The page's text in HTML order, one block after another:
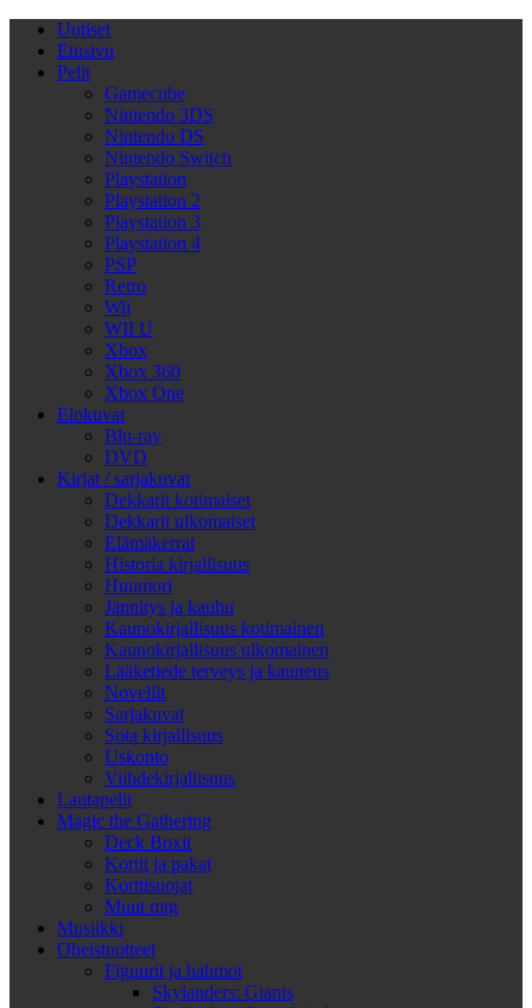
Uutiset
Etusivu
Pelit
Gamecube
Nintendo 3DS
Nintendo DS
Nintendo Switch
Playstation
Playstation 2
Playstation 3
Playstation 4
PSP
Retro
Wii
WII U
Xbox
Xbox 360
Xbox One
Elokuvat
Blu-ray
DVD
Kirjat / sarjakuvat
Dekkarit kotimaiset
Dekkarit ulkomaiset
Elämäkerrat
Historia kirjallisuus
Huumori
Jännitys ja kauhu
Kaunokirjallisuus kotimainen
Kaunokirjallisuus ulkomainen
Lääketiede terveys ja kauneus
Novellit
Sarjakuvat
Sota kirjallisuus
Uskonto
Viihdekirjallisuus
Lautapelit
Magic the Gathering
Deck Boxit
Kortit ja pakat
Korttisuojat
Muut mtg
Musiikki
Oheistuotteet
Figuurit ja hahmot
Skylanders: Giants